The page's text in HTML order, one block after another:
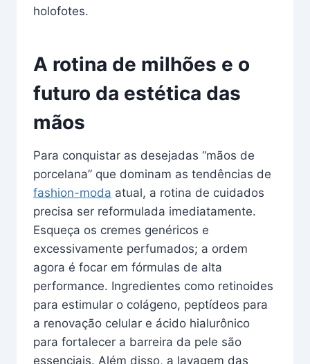
holofotes.
A rotina de milhões e o
futuro da estética das
mãos
Para conquistar as desejadas “mãos de
porcelana” que dominam as tendências de
fashion-moda atual, a rotina de cuidados
precisa ser reformulada imediatamente.
Esqueça os cremes genéricos e
excessivamente perfumados; a ordem
agora é focar em fórmulas de alta
performance. Ingredientes como retinoides
para estimular o colágeno, peptídeos para
a renovação celular e ácido hialurônico
para fortalecer a barreira da pele são
essenciais. Além disso, a lavagem das